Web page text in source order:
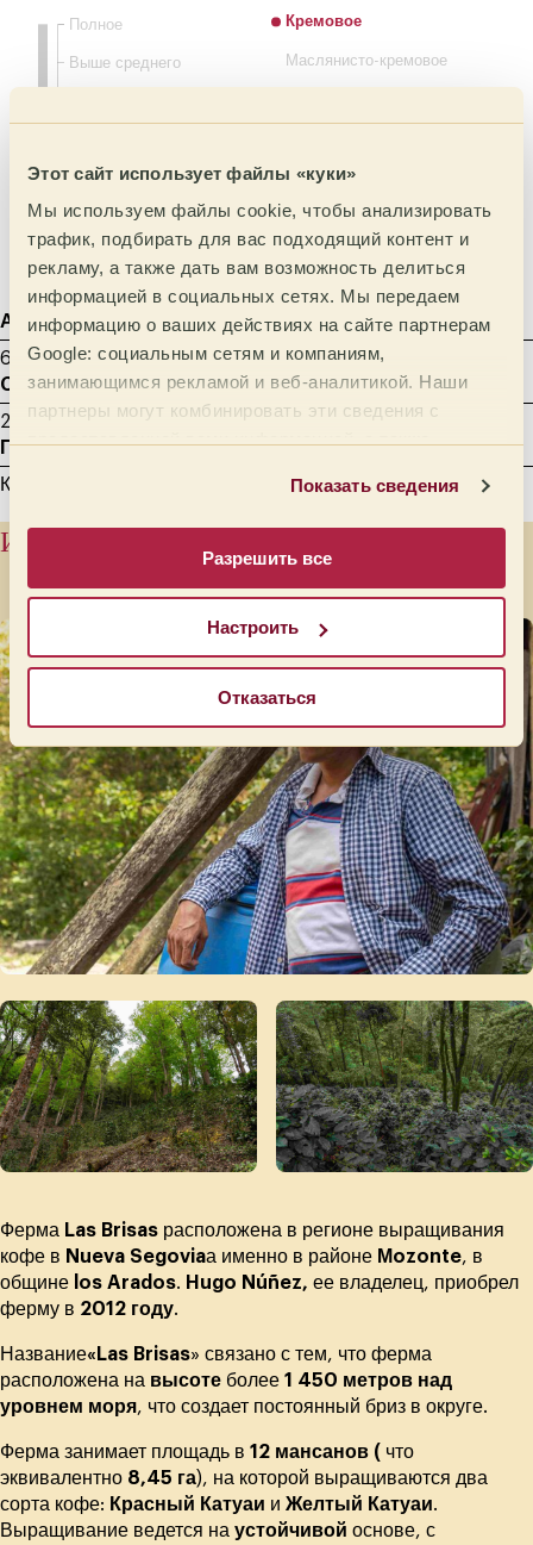
Этот сайт использует файлы «куки»
Мы используем файлы cookie, чтобы анализировать
трафик, подбирать для вас подходящий контент и
рекламу, а также дать вам возможность делиться
информацией в социальных сетях. Мы передаем
информацию о ваших действиях на сайте партнерам
Google: социальным сетям и компаниям,
занимающимся рекламой и веб-аналитикой. Наши
партнеры могут комбинировать эти сведения с
Показать сведения
Разрешить все
Настроить
Отказаться
Легкое
Выше среднего
Полное Кремовое
Маслянисто-кремовое
Медовое
Бархатистое
Агтрон
65 - Средне-светлый
Обжаривание образца
8.00 min
Cенсорного анализа
22/10/2025
Граммовка
12 g
Миллилитры
200
Помол
Каппинг - от 600 до 800 микрон
История производителя
Ферма Las Brisas расположена в регионе выращивания
кофе в Nueva Segoviaа именно в районе Мozonte, в
общине los Arados. Hugo Núñez, ее владелец, приобрел
ферму в 2012 году.
Название«Las Brisas» связано с тем, что ферма
расположена на высоте более 1 450 метров над
уровнем моря, что создает постоянный бриз в округе.
Ферма занимает площадь в 12 мансанов ( что
эквивалентно 8,45 га), на которой выращиваются два
сорта кофе: Красный Катуаи и Желтый Катуаи.
Выращивание ведется на устойчивой основе, с